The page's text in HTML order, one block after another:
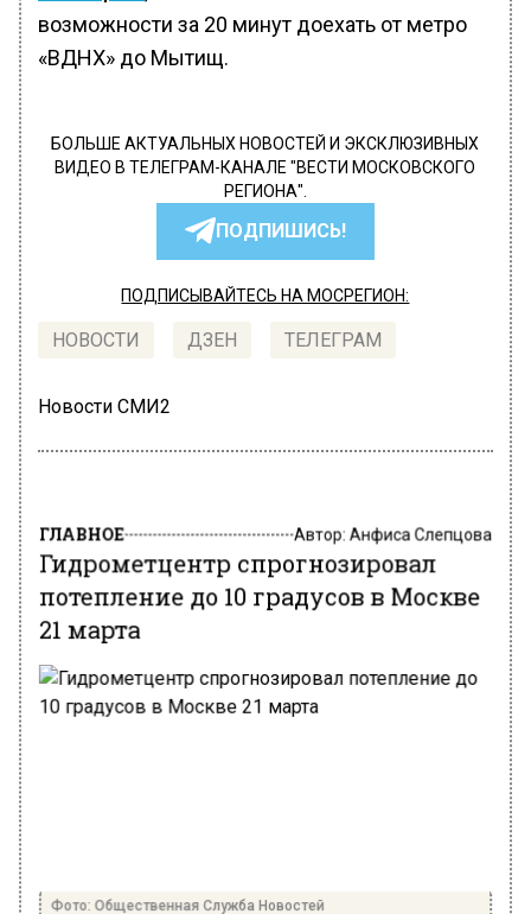
возможности за 20 минут доехать от метро
«ВДНХ» до Мытищ.
БОЛЬШЕ АКТУАЛЬНЫХ НОВОСТЕЙ И ЭКСКЛЮЗИВНЫХ
ВИДЕО В ТЕЛЕГРАМ-КАНАЛЕ "ВЕСТИ МОСКОВСКОГО
РЕГИОНА".
ПОДПИШИСЬ!
ПОДПИСЫВАЙТЕСЬ НА МОСРЕГИОН:
НОВОСТИ ДЗЕН ТЕЛЕГРАМ
Новости СМИ2
ГЛАВНОЕ Автор: Анфиса Слепцова
Гидрометцентр спрогнозировал
потепление до 10 градусов в Москве
21 марта
Фото: Общественная Служба Новостей